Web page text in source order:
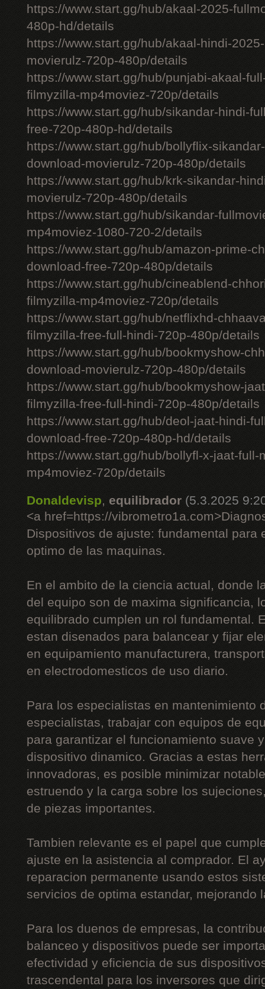
https://www.start.gg/hub/akaal-2025-
480p-hd/details
https://www.start.gg/hub/akaal-hindi-
movierulz-720p-480p/details
https://www.start.gg/hub/punjabi-akaal-
filmyzilla-mp4moviez-720p/details
https://www.start.gg/hub/sikandar-hindi-
free-720p-480p-hd/details
https://www.start.gg/hub/bollyflix-
download-movierulz-720p-480p/details
https://www.start.gg/hub/krk-sikandar-
movierulz-720p-480p/details
https://www.start.gg/hub/sikandar-
mp4moviez-1080-720-2/details
https://www.start.gg/hub/amazon-prime-
download-free-720p-480p/details
https://www.start.gg/hub/cineablend-
filmyzilla-mp4moviez-720p/details
https://www.start.gg/hub/netflixhd-
filmyzilla-free-full-hindi-720p-480p/details
https://www.start.gg/hub/bookmyshow-
download-movierulz-720p-480p/details
https://www.start.gg/hub/bookmyshow-
filmyzilla-free-full-hindi-720p-480p/details
https://www.start.gg/hub/deol-jaat-hindi-
download-free-720p-480p-hd/details
https://www.start.gg/hub/bollyfl-x-jaat-
mp4moviez-720p/details
Donaldevisp, equilibrador (5.3.2025
<a href=https://
Dispositivos de ajuste: fundamental para
optimo de las maquinas.
En el ambito de la ciencia actual, donde
del equipo son de maxima significancia,
equilibrado cumplen un rol fundamental.
estan disenados para balancear y fijar
en equipamiento manufacturera,
en electrodomesticos de uso diario.
Para los especialistas en mantenimiento
especialistas, trabajar con equipos de
para garantizar el funcionamiento suave
dispositivo dinamico. Gracias a estas
innovadoras, es posible minimizar
estruendo y la carga sobre los
de piezas importantes.
Tambien relevante es el papel que
ajuste en la asistencia al comprador. El
reparacion permanente usando estos
servicios de optima estandar, mejorando
Para los duenos de empresas, la
balanceo y dispositivos puede ser
efectividad y eficiencia de sus
trascendental para los inversores que